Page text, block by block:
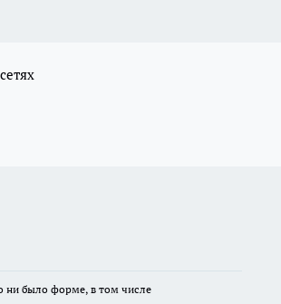
ни было форме, в том числе